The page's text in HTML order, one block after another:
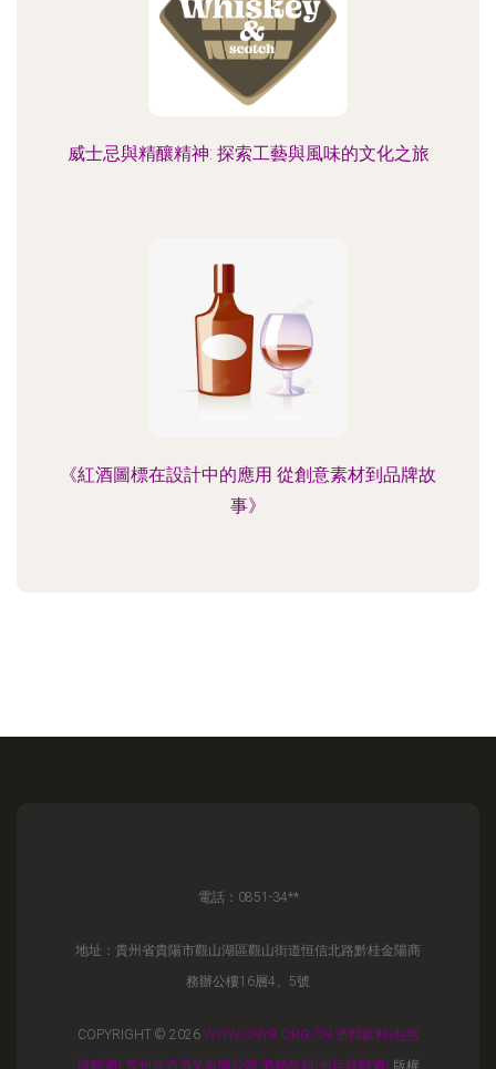
威士忌與精釀精神: 探索工藝與風味的文化之旅
《紅酒圖標在設計中的應用 從創意素材到品牌故
事》
電話：0851-34**
地址：貴州省貴陽市觀山湖區觀山街道恒信北路黔桂金陽商
務辦公樓16層4、5號
COPYRIGHT © 2026 WWW.CNYR.ORG.CN 酒精飲料(包括
脫醇酒) 貴州首酒酒業有限公司 酒精飲料(包括脫醇酒) 版權